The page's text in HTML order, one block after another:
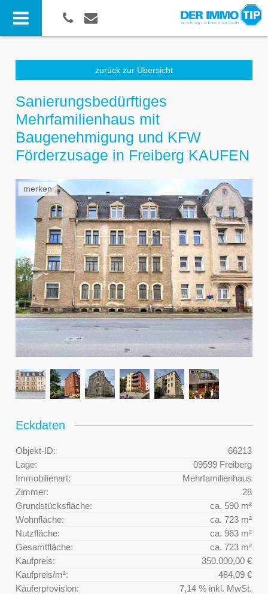
zurück zur Übersicht
Sanierungsbedürftiges
Mehrfamilienhaus mit
Baugenehmigung und KFW
Förderzusage in Freiberg KAUFEN
merken
Eckdaten
Objekt-ID:
66213
Lage:
09599 Freiberg
Immobilienart:
Mehrfamilienhaus
Zimmer:
28
Grundstücksfläche:
ca. 590 m²
Wohnfläche:
ca. 723 m²
Nutzfläche:
ca. 963 m²
Gesamtfläche:
ca. 723 m²
Kaufpreis:
350.000,00 €
Kaufpreis/m²:
484,09 €
Käuferprovision:
7,14 % inkl. MwSt.